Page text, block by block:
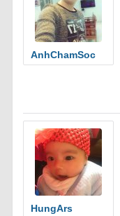
AnhChamSoc
HungArs